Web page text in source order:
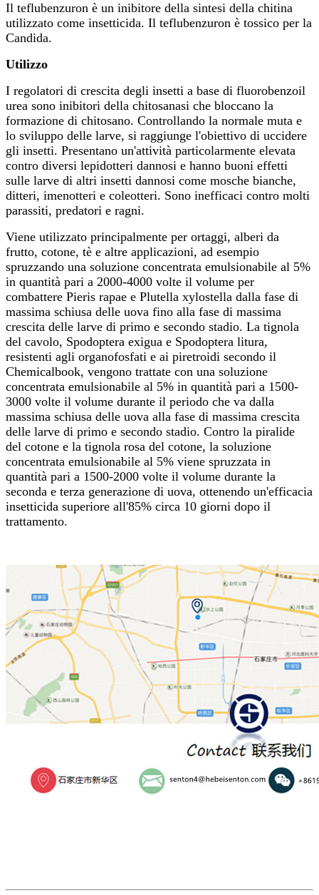
Il teflubenzuron è un inibitore della sintesi della chitina
utilizzato come insetticida. Il teflubenzuron è tossico per la
Candida.
Utilizzo
I regolatori di crescita degli insetti a base di fluorobenzoil
urea sono inibitori della chitosanasi che bloccano la
formazione di chitosano. Controllando la normale muta e
lo sviluppo delle larve, si raggiunge l'obiettivo di uccidere
gli insetti. Presentano un'attività particolarmente elevata
contro diversi lepidotteri dannosi e hanno buoni effetti
sulle larve di altri insetti dannosi come mosche bianche,
ditteri, imenotteri e coleotteri. Sono inefficaci contro molti
parassiti, predatori e ragni.
Viene utilizzato principalmente per ortaggi, alberi da
frutto, cotone, tè e altre applicazioni, ad esempio
spruzzando una soluzione concentrata emulsionabile al 5%
in quantità pari a 2000-4000 volte il volume per
combattere Pieris rapae e Plutella xylostella dalla fase di
massima schiusa delle uova fino alla fase di massima
crescita delle larve di primo e secondo stadio. La tignola
del cavolo, Spodoptera exigua e Spodoptera litura,
resistenti agli organofosfati e ai piretroidi secondo il
Chemicalbook, vengono trattate con una soluzione
concentrata emulsionabile al 5% in quantità pari a 1500-
3000 volte il volume durante il periodo che va dalla
massima schiusa delle uova alla fase di massima crescita
delle larve di primo e secondo stadio. Contro la piralide
del cotone e la tignola rosa del cotone, la soluzione
concentrata emulsionabile al 5% viene spruzzata in
quantità pari a 1500-2000 volte il volume durante la
seconda e terza generazione di uova, ottenendo un'efficacia
insetticida superiore all'85% circa 10 giorni dopo il
trattamento.